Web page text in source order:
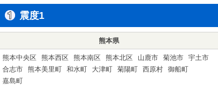
震度1
熊本県
熊本中央区 熊本西区 熊本南区 熊本北区 山鹿市 菊池市
宇土市
合志市
熊本美里町 和水町 大津町 菊陽町 西原村
御船町
嘉島町